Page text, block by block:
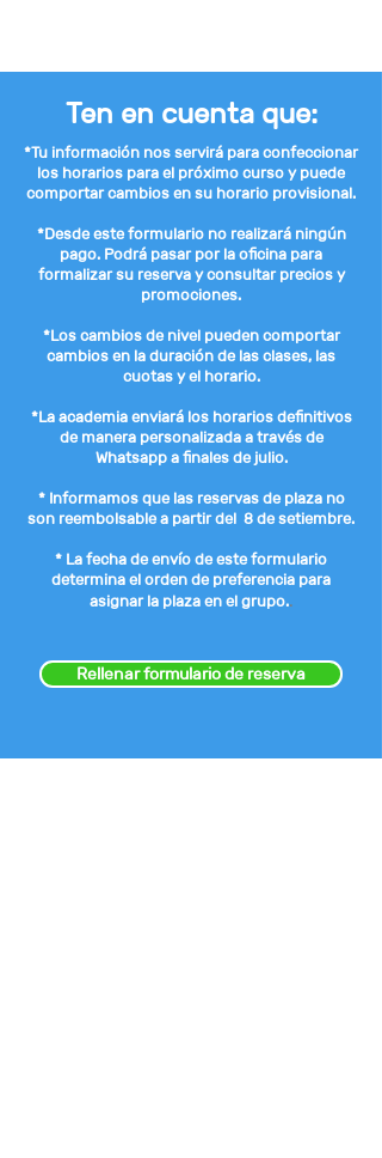
Ten en cuenta que:
*Tu información nos servirá para confeccionar
los horarios para el próximo curso y puede
comportar cambios en su horario provisional.
*Desde este formulario no realizará ningún
pago. Podrá pasar por la oficina para
formalizar su reserva y consultar precios y
promociones.
*Los cambios de nivel pueden comportar
cambios en la duración de las clases, las
cuotas y el horario.
*La academia enviará los horarios definitivos
de manera personalizada a través de
Whatsapp a finales de julio.
* Informamos que las reservas de plaza no
son reembolsable a partir del 8 de setiembre.
* La fecha de envío de este formulario
determina el orden de preferencia para
asignar la plaza en el grupo..
Rellenar formulario de reserva